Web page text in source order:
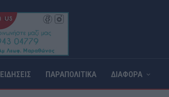
ΕΙΔΗΣΕΙΣ ΠΑΡΑΠΟΛΙΤΙΚΑ ΔΙΑΦΟΡΑ